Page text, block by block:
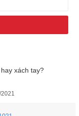
Lite chụp ảnh
tính năng tốt nhất,
khá tốt. Đó là cảm
xách tay?